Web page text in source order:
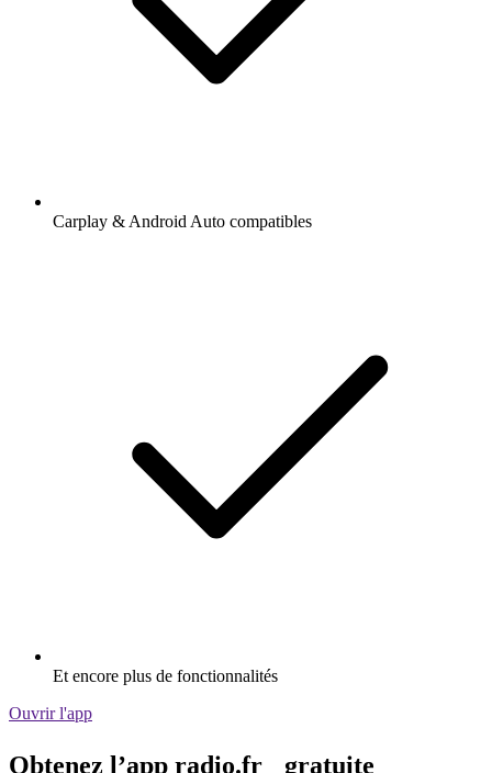
Carplay & Android Auto compatibles
Et encore plus de fonctionnalités
Ouvrir l'app
Obtenez l’app radio.fr gratuite